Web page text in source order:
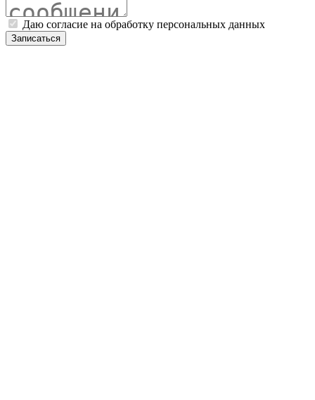
Даю согласие на обработку персональных данных
Записаться